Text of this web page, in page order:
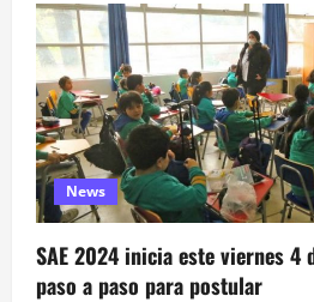
Netflix
estrenará
«Choose
Love»:
la
comedia
donde
puedes
elegir
a
la
pareja
de
protagonista
News
SAE 2024 inicia este viernes 4
paso a paso para postular